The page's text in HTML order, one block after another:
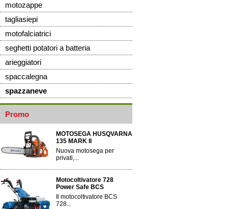
motozappe
tagliasiepi
motofalciatrici
seghetti potatori a batteria
arieggiatori
spaccalegna
spazzaneve
Promo
MOTOSEGA HUSQVARNA
135 MARK II
Nuova motosega per
privati,...
Motocoltivatore 728
Power Safe BCS
Il motocoltivatore BCS
728...